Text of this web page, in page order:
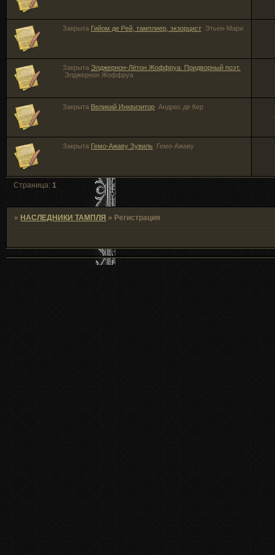
Закрыта Гийом де Рей, тамплиер, экзорцист Этьен-Мари
Закрыта Элджернон-Лётон Жоффруа. Придворный поэт.
Элджернон Жоффруа
Закрыта Великий Инквизитор Андрес де Кер
Закрыта Гемо-Ажаву Зувиль Гемо-Ажаву
Страница:1
»НАСЛЕДНИКИ ТАМПЛЯ » Регистрация